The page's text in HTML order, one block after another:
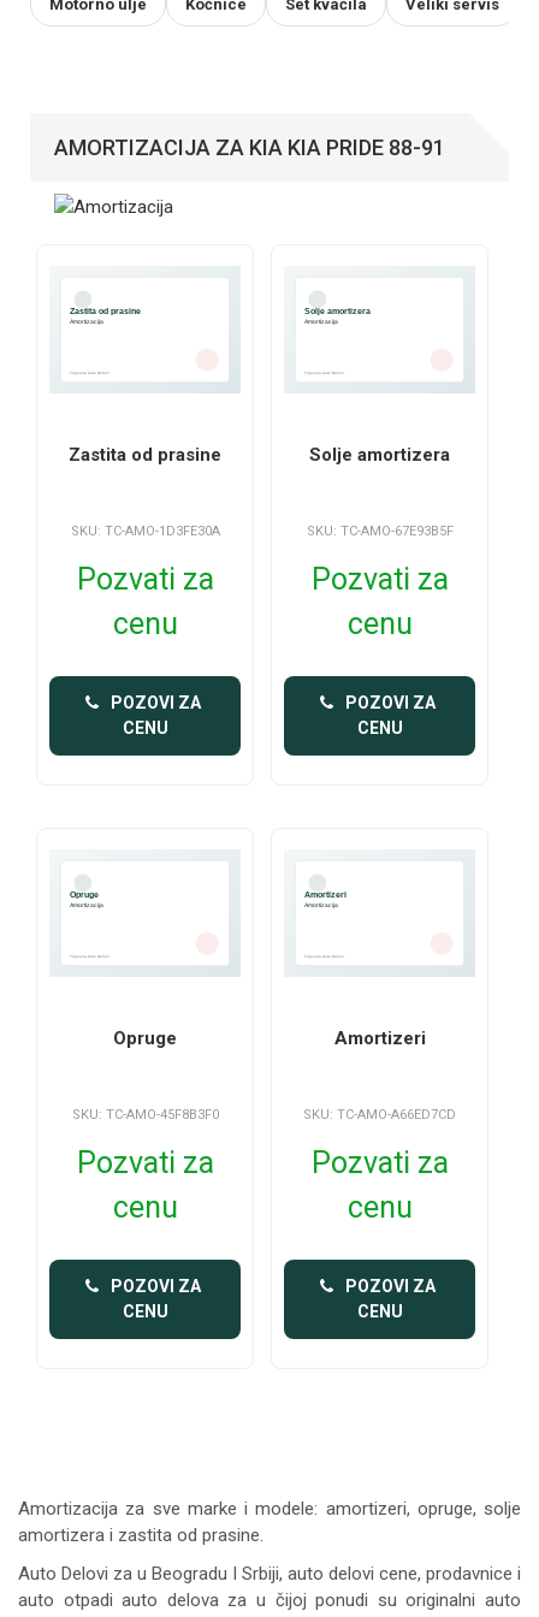
Motorno ulje Kočnice Set kvačila Veliki servis
AMORTIZACIJA ZA KIA KIA PRIDE 88-91
Zastita od prasine
SKU: TC-AMO-1D3FE30A
Pozvati za
cenu
POZOVI ZA
CENU
Solje amortizera
SKU: TC-AMO-67E93B5F
Pozvati za
cenu
POZOVI ZA
CENU
Opruge
SKU: TC-AMO-45F8B3F0
Pozvati za
cenu
POZOVI ZA
CENU
Amortizeri
SKU: TC-AMO-A66ED7CD
Pozvati za
cenu
POZOVI ZA
CENU
Amortizacija za sve marke i modele: amortizeri, opruge, solje
amortizera i zastita od prasine.
Auto Delovi za u Beogradu I Srbiji, auto delovi cene, prodavnice i
auto otpadi auto delova za u čijoj ponudi su originalni auto